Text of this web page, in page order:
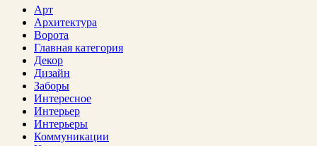
Арт
Архитектура
Ворота
Главная категория
Декор
Дизайн
Заборы
Интересное
Интерьер
Интерьеры
Коммуникации